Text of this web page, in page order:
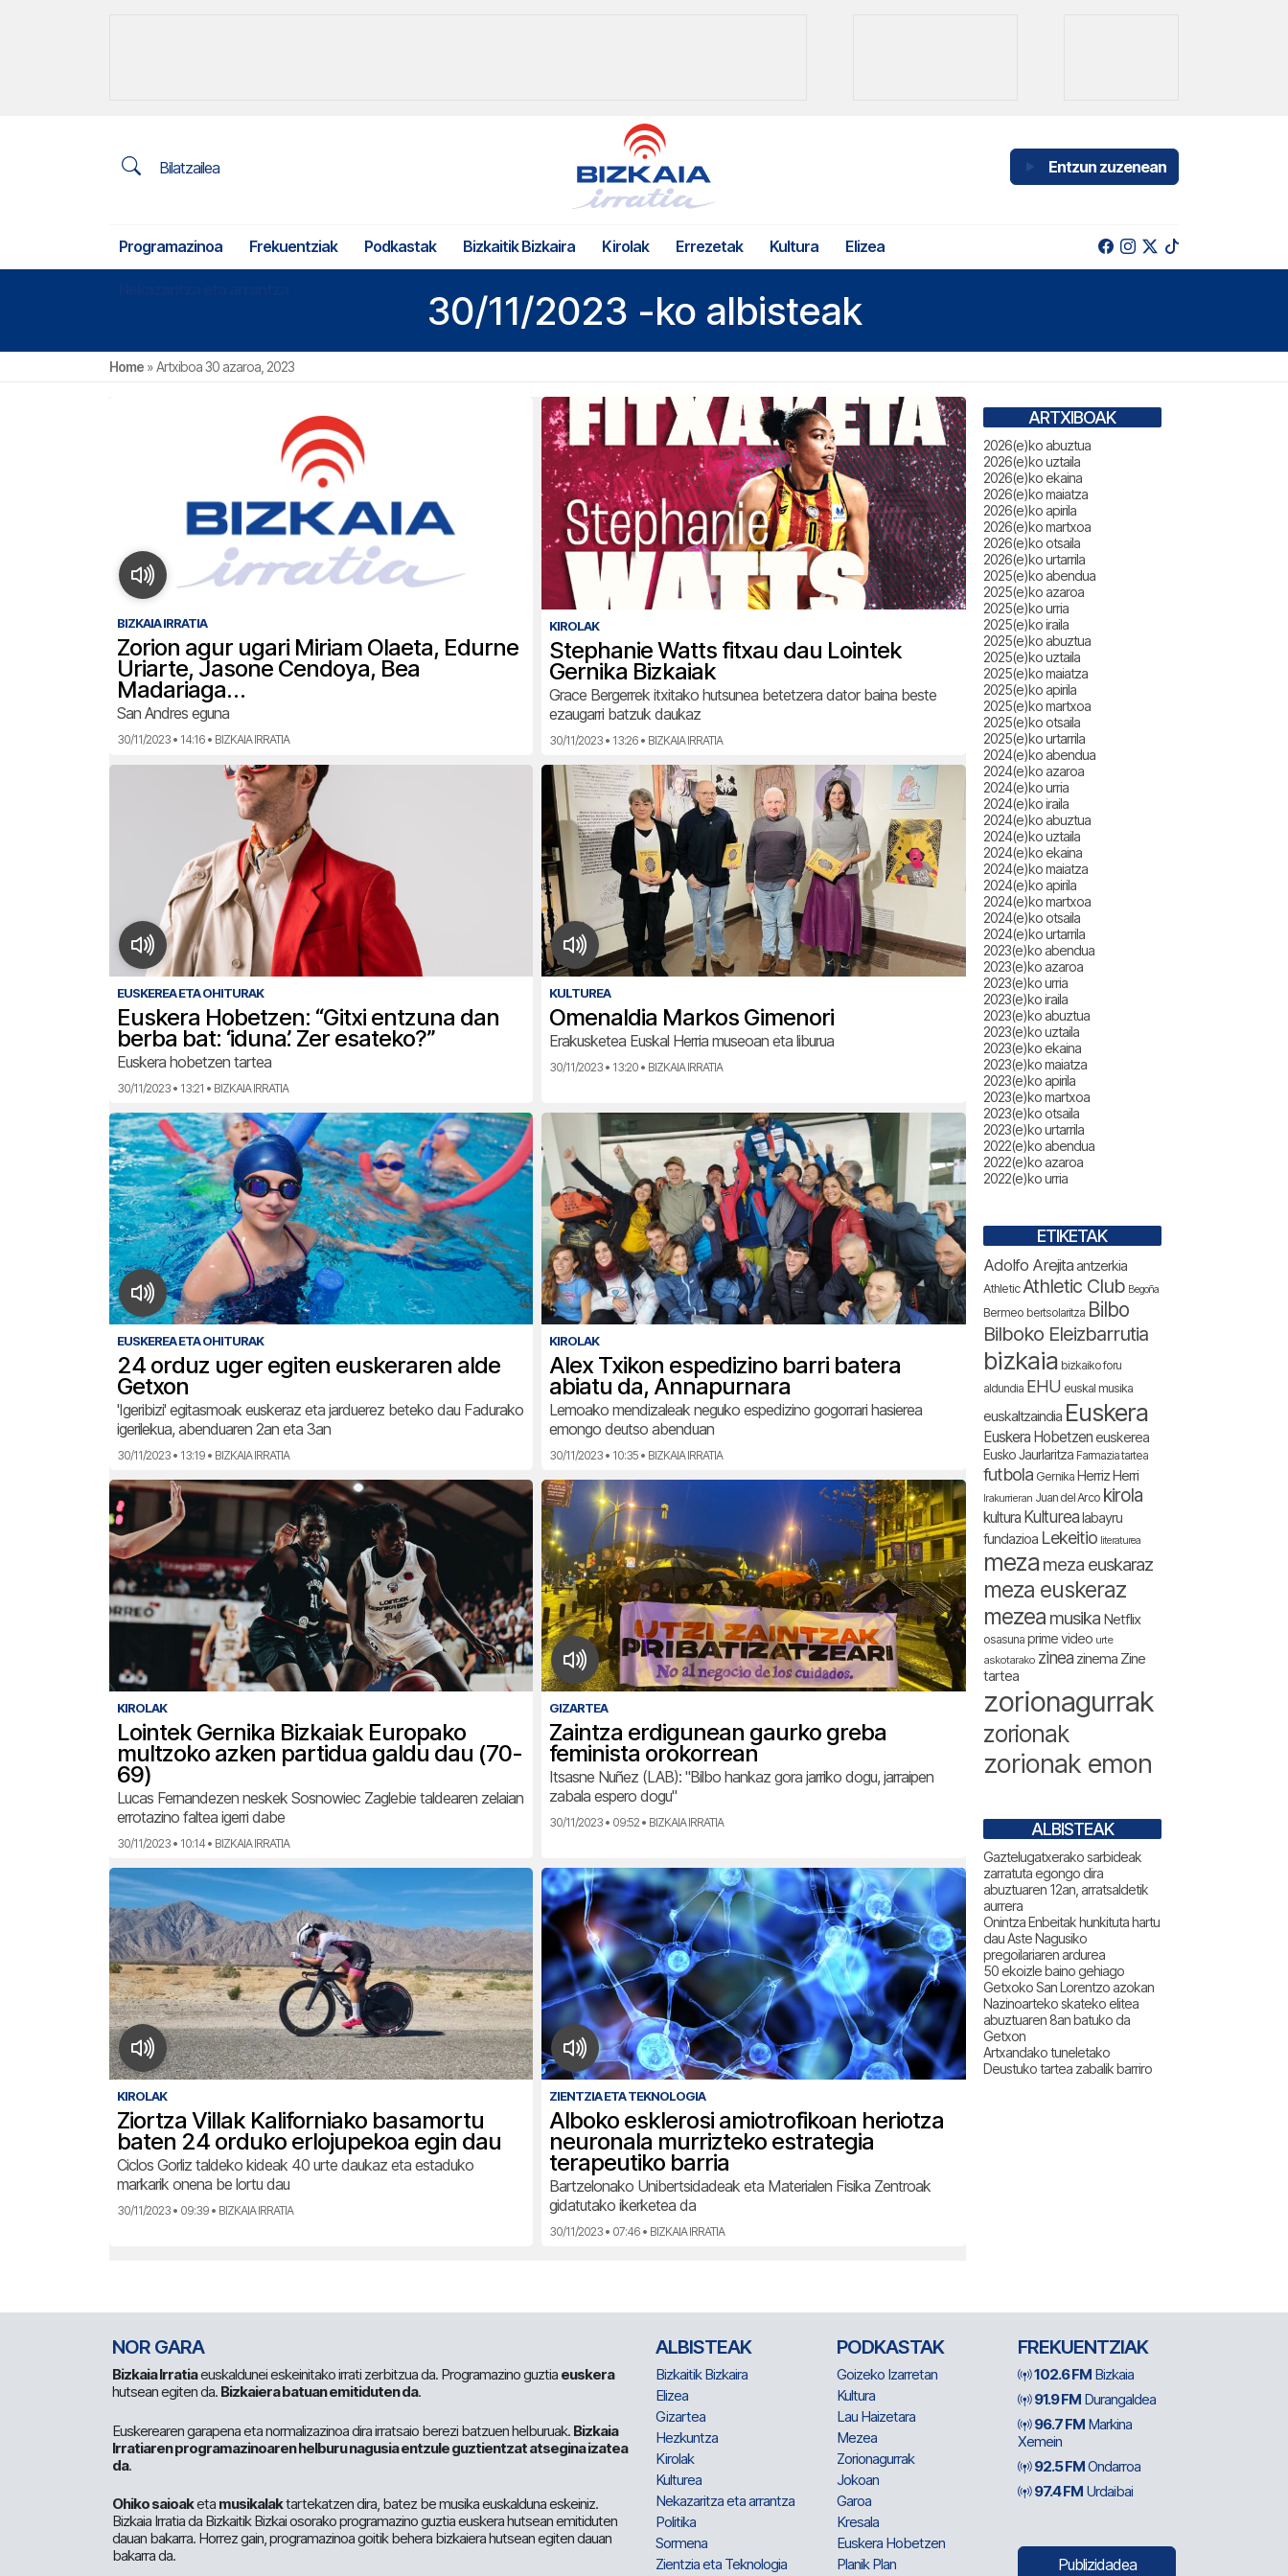
Bilatzailea Entzun zuzenean
Programazinoa Frekuentziak Podkastak Bizkaitik Bizkaira Kirolak Errezetak Kultura Elizea
30/11/2023 -ko albisteak
Home »Artxiboa 30 azaroa, 2023
BIZKAIA IRRATIA
Zorion agur ugari Miriam Olaeta, Edurne
Uriarte, Jasone Cendoya, Bea
Madariaga…
San Andres eguna
30/11/2023 • 14:16 • BIZKAIA IRRATIA
KIROLAK
Stephanie Watts fitxau dau Lointek
Gernika Bizkaiak
Grace Bergerrek itxitako hutsunea betetzera dator baina beste
ezaugarri batzuk daukaz
30/11/2023 • 13:26 • BIZKAIA IRRATIA
EUSKEREA ETA OHITURAK
Euskera Hobetzen: “Gitxi entzuna dan
berba bat: ‘iduna’. Zer esateko?”
Euskera hobetzen tartea
30/11/2023 • 13:21 • BIZKAIA IRRATIA
KULTUREA
Omenaldia Markos Gimenori
Erakusketea Euskal Herria museoan eta liburua
30/11/2023 • 13:20 • BIZKAIA IRRATIA
EUSKEREA ETA OHITURAK
24 orduz uger egiten euskeraren alde
Getxon
'Igeribizi' egitasmoak euskeraz eta jarduerez beteko dau Fadurako
igerilekua, abenduaren 2an eta 3an
30/11/2023 • 13:19 • BIZKAIA IRRATIA
KIROLAK
Alex Txikon espedizino barri batera
abiatu da, Annapurnara
Lemoako mendizaleak neguko espedizino gogorrari hasierea
emongo deutso abenduan
30/11/2023 • 10:35 • BIZKAIA IRRATIA
KIROLAK
Lointek Gernika Bizkaiak Europako
multzoko azken partidua galdu dau (70-
69)
Lucas Fernandezen neskek Sosnowiec Zaglebie taldearen zelaian
errotazino faltea igerri dabe
30/11/2023 • 10:14 • BIZKAIA IRRATIA
GIZARTEA
Zaintza erdigunean gaurko greba
feminista orokorrean
Itsasne Nuñez (LAB): "Bilbo hankaz gora jarriko dogu, jarraipen
zabala espero dogu"
30/11/2023 • 09:52 • BIZKAIA IRRATIA
KIROLAK
Ziortza Villak Kaliforniako basamortu
baten 24 orduko erlojupekoa egin dau
Ciclos Gorliz taldeko kideak 40 urte daukaz eta estaduko
markarik onena be lortu dau
30/11/2023 • 09:39 • BIZKAIA IRRATIA
ZIENTZIA ETA TEKNOLOGIA
Alboko esklerosi amiotrofikoan heriotza
neuronala murrizteko estrategia
terapeutiko barria
Bartzelonako Unibertsidadeak eta Materialen Fisika Zentroak
gidatutako ikerketea da
30/11/2023 • 07:46 • BIZKAIA IRRATIA
ARTXIBOAK
2026(e)ko abuztua
2026(e)ko uztaila
2026(e)ko ekaina
2026(e)ko maiatza
2026(e)ko apirila
2026(e)ko martxoa
2026(e)ko otsaila
2026(e)ko urtarrila
2025(e)ko abendua
2025(e)ko azaroa
2025(e)ko urria
2025(e)ko iraila
2025(e)ko abuztua
2025(e)ko uztaila
2025(e)ko maiatza
2025(e)ko apirila
2025(e)ko martxoa
2025(e)ko otsaila
2025(e)ko urtarrila
2024(e)ko abendua
2024(e)ko azaroa
2024(e)ko urria
2024(e)ko iraila
2024(e)ko abuztua
2024(e)ko uztaila
2024(e)ko ekaina
2024(e)ko maiatza
2024(e)ko apirila
2024(e)ko martxoa
2024(e)ko otsaila
2024(e)ko urtarrila
2023(e)ko abendua
2023(e)ko azaroa
2023(e)ko urria
2023(e)ko iraila
2023(e)ko abuztua
2023(e)ko uztaila
2023(e)ko ekaina
2023(e)ko maiatza
2023(e)ko apirila
2023(e)ko martxoa
2023(e)ko otsaila
2023(e)ko urtarrila
2022(e)ko abendua
2022(e)ko azaroa
2022(e)ko urria
ETIKETAK
Adolfo Arejitaantzerkia
Athletic Athletic Club Begoña
Bermeo bertsolaritza Bilbo
Bilboko Eleizbarrutia
bizkaia bizkaiko foru
aldundia EHU euskal musika
euskaltzaindia Euskera
Euskera Hobetzeneuskerea
Eusko Jaurlaritza Farmazia tartea
futbola Gernika Herriz Herri
Irakurrieran Juan del Arco kirola
kultura Kulturealabayru
fundazioa Lekeitio literaturea
meza meza euskaraz
meza euskeraz
mezea musika Netflix
osasuna prime video urte
askotarako zinea zinema Zine
tartea
zorionagurrak
zorionak
zorionak emon
ALBISTEAK
Gaztelugatxerako sarbideak
zarratuta egongo dira
abuztuaren 12an, arratsaldetik
aurrera
Onintza Enbeitak hunkituta hartu
dau Aste Nagusiko
pregoilariaren ardurea
50 ekoizle baino gehiago
Getxoko San Lorentzo azokan
Nazinoarteko skateko elitea
abuztuaren 8an batuko da
Getxon
Artxandako tuneletako
Deustuko tartea zabalik barriro
NOR GARA
Bizkaia Irratiaeuskaldunei eskeinitako irrati zerbitzua da. Programazino guztia euskera
hutsean egiten da. Bizkaiera batuan emitiduten da.
Euskerearen garapena eta normalizazinoa dira irratsaio berezi batzuen helburuak. Bizkaia
Irratiaren programazinoaren helburu nagusia entzule guztientzat atsegina izatea
da.
Ohiko saioaketa musikalaktartekatzen dira, batez be musika euskalduna eskeiniz.
Bizkaia Irratia da Bizkaitik Bizkai osorako programazino guztia euskera hutsean emitiduten
dauan bakarra. Horrez gain, programazinoa goitik behera bizkaiera hutsean egiten dauan
bakarra da.
ALBISTEAK
Bizkaitik Bizkaira
Elizea
Gizartea
Hezkuntza
Kirolak
Kulturea
Nekazaritza eta arrantza
Politika
Sormena
Zientzia eta Teknologia
PODKASTAK
Goizeko Izarretan
Kultura
Lau Haizetara
Mezea
Zorionagurrak
Jokoan
Garoa
Kresala
Euskera Hobetzen
Planik Plan
FREKUENTZIAK
102.6 FM Bizkaia
91.9 FM Durangaldea
96.7 FM Markina
Xemein
92.5 FMOndarroa
97.4 FM Urdaibai
Publizidadea